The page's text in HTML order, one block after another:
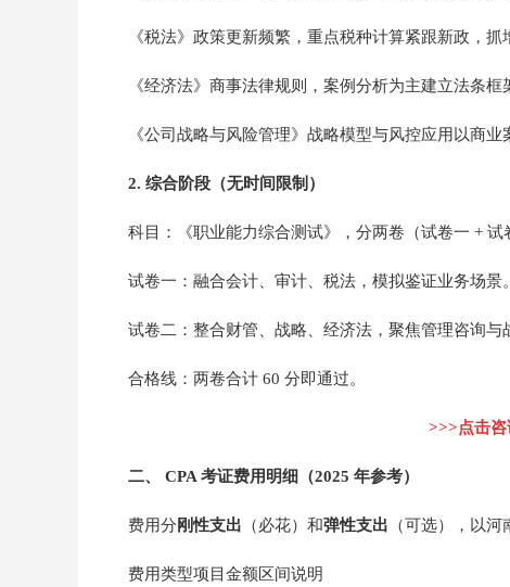
《税法》政策更新频繁，重点税种计算紧跟新政，
《经济法》商事法律规则，案例分析为主建立法条框
《公司战略与风险管理》战略模型与风控应用以商
2. 综合阶段（无时间限制）
科目：《职业能力综合测试》，分两卷（试卷一 + 试
试卷一：融合会计、审计、税法，模拟鉴证业务场景。
试卷二：整合财管、战略、经济法，聚焦管理咨询与
合格线：两卷合计 60 分即通过。
>>>点击
二、 CPA 考证费用明细（2025 年参考）
费用分 刚性支出 （必花）和弹性支出 （可选），以
费用类型项目金额区间说明